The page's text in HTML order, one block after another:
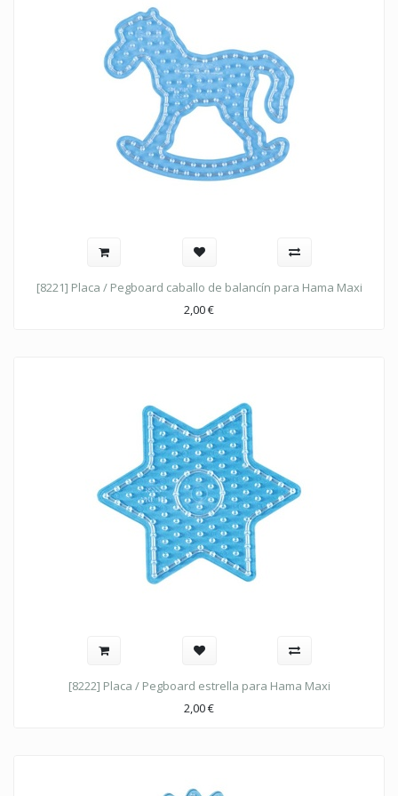
[8221] Placa / Pegboard caballo de balancín para Hama Maxi
2,00€
[8222] Placa / Pegboard estrella para Hama Maxi
2,00€